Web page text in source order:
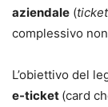
aziendale (
complessivo
L’obiettivo del
e-ticket (card